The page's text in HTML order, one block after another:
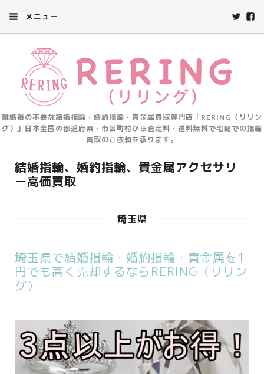
メニュー
離婚後の不要な結婚指輪・婚約指輪・貴金属買取専門店「RERING（リリン
グ）」日本全国の都道府県・市区町村から査定料・送料無料で宅配での指輪
買取のご依頼を承ります。
結婚指輪、婚約指輪、貴金属アクセサリ
ー高価買取
埼玉県
埼玉県で結婚指輪・婚約指輪・貴金属を1
円でも高く売却するならRERING（リリン
グ）